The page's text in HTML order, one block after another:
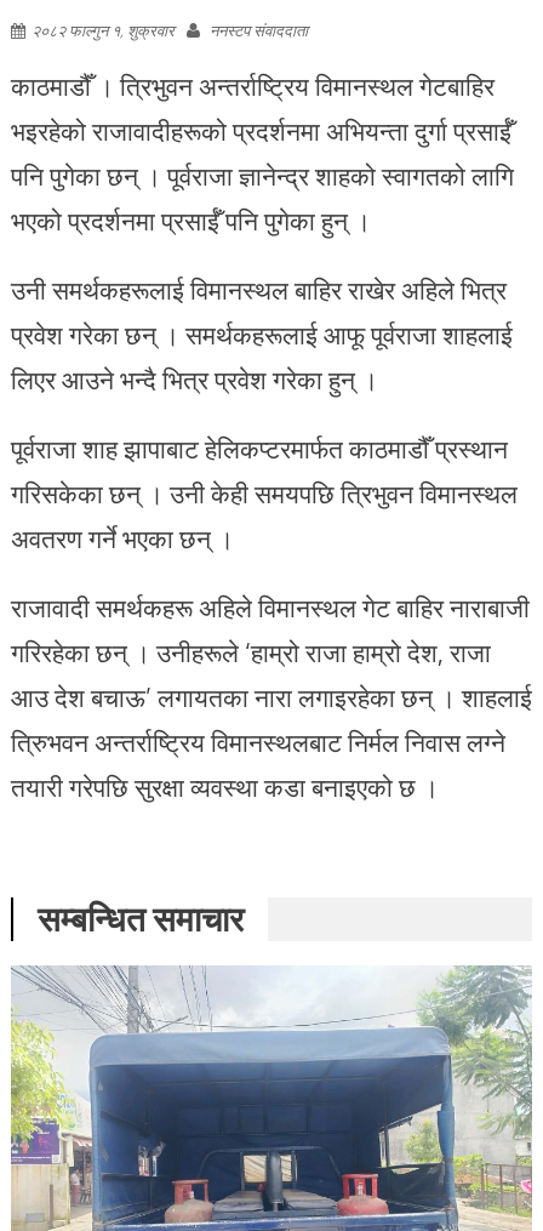
२०८२ फाल्गुन १, शुक्रवार ननस्टप संवाददाता
काठमाडौँ । त्रिभुवन अन्तर्राष्ट्रिय विमानस्थल गेटबाहिर
भइरहेको राजावादीहरूको प्रदर्शनमा अभियन्ता दुर्गा प्रसाईँ
पनि पुगेका छन् । पूर्वराजा ज्ञानेन्द्र शाहको स्वागतको लागि
भएको प्रदर्शनमा प्रसाईँ पनि पुगेका हुन् ।
उनी समर्थकहरूलाई विमानस्थल बाहिर राखेर अहिले भित्र
प्रवेश गरेका छन् । समर्थकहरूलाई आफू पूर्वराजा शाहलाई
लिएर आउने भन्दै भित्र प्रवेश गरेका हुन् ।
पूर्वराजा शाह झापाबाट हेलिकप्टरमार्फत काठमाडौँ प्रस्थान
गरिसकेका छन् । उनी केही समयपछि त्रिभुवन विमानस्थल
अवतरण गर्ने भएका छन् ।
राजावादी समर्थकहरू अहिले विमानस्थल गेट बाहिर नाराबाजी
गरिरहेका छन् । उनीहरूले ‘हाम्रो राजा हाम्रो देश, राजा
आउ देश बचाऊ’ लगायतका नारा लगाइरहेका छन् । शाहलाई
त्रिुभवन अन्तर्राष्ट्रिय विमानस्थलबाट निर्मल निवास लग्ने
तयारी गरेपछि सुरक्षा व्यवस्था कडा बनाइएको छ ।
सम्बन्धित समाचार